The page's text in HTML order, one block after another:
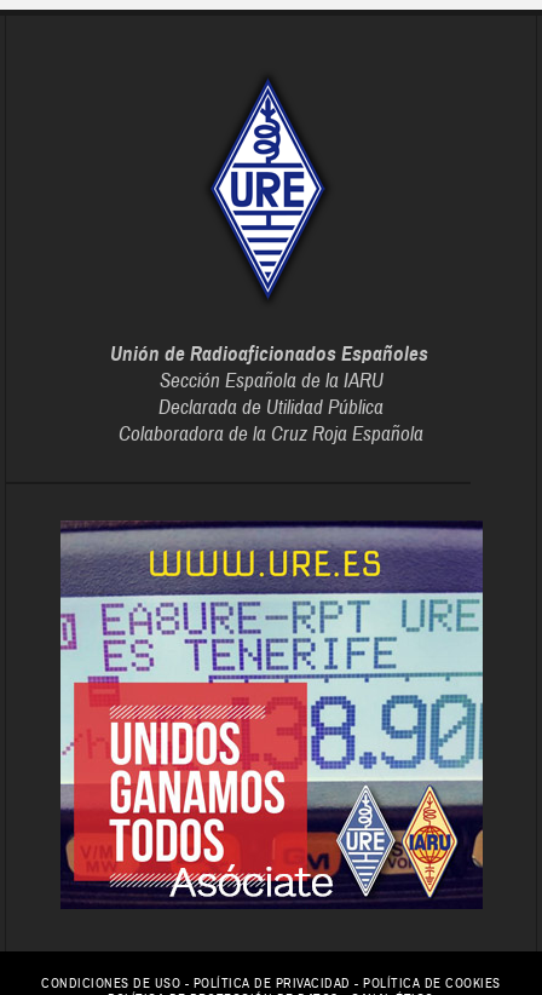
Unión de Radioaficionados Españoles
Sección Española de la IARU
Declarada de Utilidad Pública
Colaboradora de la Cruz Roja Española
CONDICIONES DE USO - POLÍTICA DE PRIVACIDAD -POLÍTICA DE COOKIES